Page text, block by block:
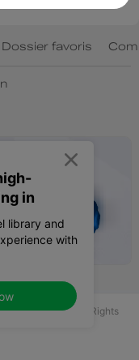
Co., Ltd All Rights
in
library and
with
